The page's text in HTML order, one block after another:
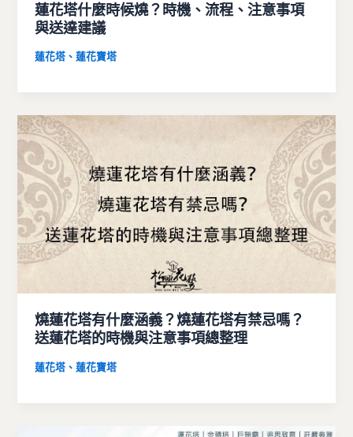
蓮花塔什麼時候燒？時機、流程、注意事項
與送達建議
蓮花塔、蓮花寶塔
燒蓮花塔有什麼涵義？燒蓮花塔有禁忌嗎？
送蓮花塔的時機與注意事項總整理
蓮花塔、蓮花寶塔